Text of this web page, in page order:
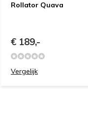
Rollator Quava
€ 189,-
Vergelijk